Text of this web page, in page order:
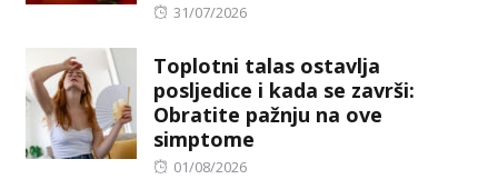
Posted
31/07/2026
Toplotni talas ostavlja
posljedice i kada se završi:
Obratite pažnju na ove
simptome
Posted
01/08/2026